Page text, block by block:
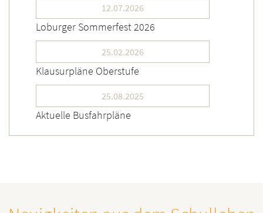
12.07.2026
Loburger Sommerfest 2026
25.02.2026
Klausurpläne Oberstufe
25.08.2025
Aktuelle Busfahrpläne